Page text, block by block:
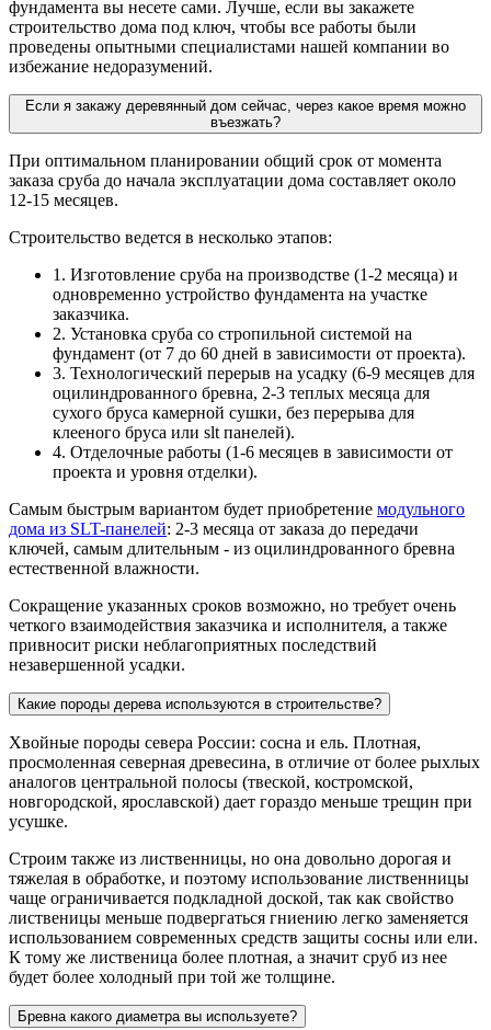
фундамента вы несете сами. Лучше, если вы закажете
строительство дома под ключ, чтобы все работы были
проведены опытными специалистами нашей компании во
избежание недоразумений.
Если я закажу деревянный дом сейчас, через какое время можно
въезжать?
При оптимальном планировании общий срок от момента
заказа сруба до начала эксплуатации дома составляет около
12-15 месяцев.
Строительство ведется в несколько этапов:
1. Изготовление сруба на производстве (1-2 месяца) и
одновременно устройство фундамента на участке
заказчика.
2. Установка сруба со стропильной системой на
фундамент (от 7 до 60 дней в зависимости от проекта).
3. Технологический перерыв на усадку (6-9 месяцев для
оцилиндрованного бревна, 2-3 теплых месяца для
сухого бруса камерной сушки, без перерыва для
клееного бруса или slt панелей).
4. Отделочные работы (1-6 месяцев в зависимости от
проекта и уровня отделки).
Самым быстрым вариантом будет приобретение модульного
дома из SLT-панелей: 2-3 месяца от заказа до передачи
ключей, самым длительным - из оцилиндрованного бревна
естественной влажности.
Сокращение указанных сроков возможно, но требует очень
четкого взаимодействия заказчика и исполнителя, а также
привносит риски неблагоприятных последствий
незавершенной усадки.
Какие породы дерева используются в строительстве?
Хвойные породы севера России: сосна и ель. Плотная,
просмоленная северная древесина, в отличие от более рыхлых
аналогов центральной полосы (твеской, костромской,
новгородской, ярославской) дает гораздо меньше трещин при
усушке.
Строим также из лиственницы, но она довольно дорогая и
тяжелая в обработке, и поэтому использование лиственницы
чаще ограничивается подкладной доской, так как свойство
лиственицы меньше подвергаться гниению легко заменяется
использованием современных средств защиты сосны или ели.
К тому же лиственица более плотная, а значит сруб из нее
будет более холодный при той же толщине.
Бревна какого диаметра вы используете?